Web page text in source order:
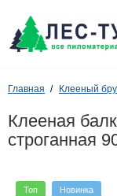
Главная Клееный
Клееная
строганная
Топ Новинка